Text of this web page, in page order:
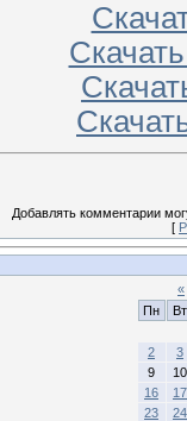
Добавлять комментарии
[
«
Пн
Вт
2
3
9
10
16
17
23
24